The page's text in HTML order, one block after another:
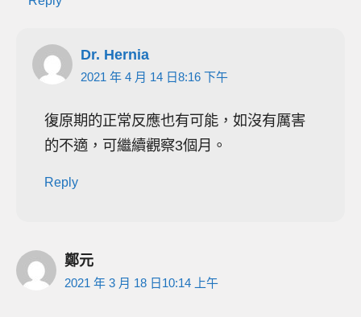
Dr. Hernia
2021 年 4 月 14 日8:16 下午
復原期的正常反應也有可能，如沒有厲害
的不適，可繼續觀察3個月。
Reply
鄭元
2021 年 3 月 18 日10:14 上午